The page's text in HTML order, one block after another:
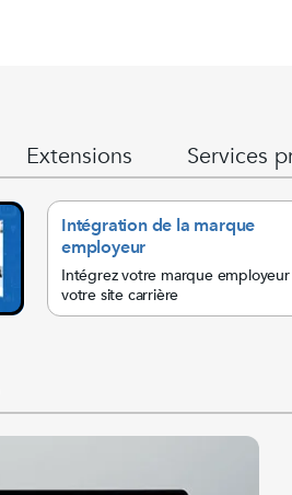
Extensions Services
Intégration de la marque
employeur
Intégrez votre marque employeur
votre site carrière